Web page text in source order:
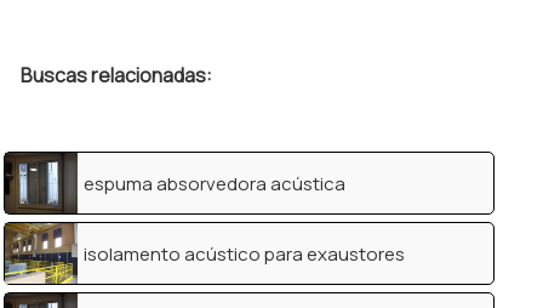
Buscas relacionadas:
espuma absorvedora acústica
isolamento acústico para exaustores